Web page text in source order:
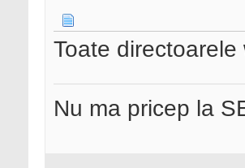
Toate
Nu ma pricep la